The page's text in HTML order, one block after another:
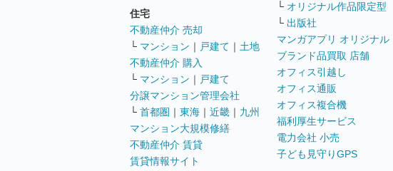
住宅
不動産仲介 売却
└ マンション ｜ 戸建て ｜ 土地
不動産仲介 購入
└ マンション ｜ 戸建て
分譲マンション管理会社
└ 首都圏 ｜ 東海 ｜ 近畿 ｜ 九州
マンション大規模修繕
不動産仲介 賃貸
賃貸情報サイト
└ オリジナル作品限定型
└ 出版社
マンガアプリ オリジナル
ブランド品買取 店舗
オフィス引越し
オフィス通販
オフィス複合機
福利厚生サービス
電力会社 小売
子ども見守りGPS